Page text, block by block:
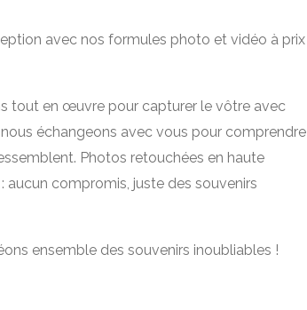
avec nos formules photo et vidéo à prix
tout en œuvre pour capturer le vôtre avec
échangeons avec vous pour comprendre
Photos retouchées en haute
compromis, juste des souvenirs
ensemble des souvenirs inoubliables !